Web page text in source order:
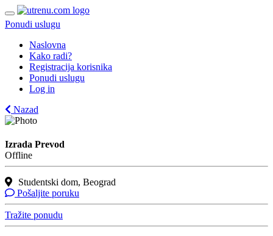
Ponudi uslugu
Naslovna
Kako radi?
Registracija korisnika
Ponudi uslugu
Log in
Nazad
Izrada Prevod
Offline
Studentski dom, Beograd
Pošaljite poruku
Tražite ponudu